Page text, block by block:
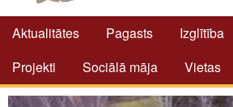
Aktualitātes Pagasts Izglītība
Projekti
Sociālā māja Vietas